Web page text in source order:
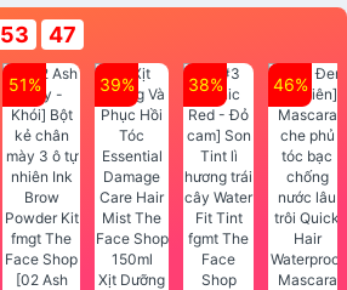
53 46
51%
[02 Ash
39%
Xịt Dưỡng
38% 46%